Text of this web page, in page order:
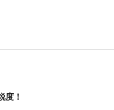
度！